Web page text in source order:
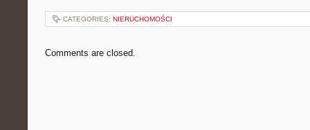
CATEGORIES: NIERUCHOMOŚCI
Comments are closed.